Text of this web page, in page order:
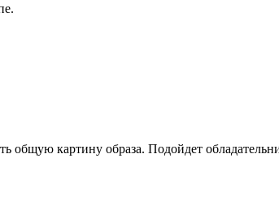
общую картину образа. Подойдет